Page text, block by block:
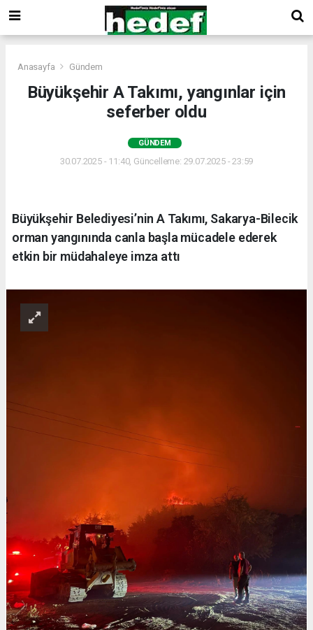
Anasayfa Gündem
Büyükşehir A Takımı, yangınlar için
seferber oldu
GÜNDEM
30.07.2025 - 11:40, Güncelleme: 29.07.2025 - 23:59
Büyükşehir Belediyesi’nin A Takımı, Sakarya-Bilecik
orman yangınında canla başla mücadele ederek
etkin bir müdahaleye imza attı